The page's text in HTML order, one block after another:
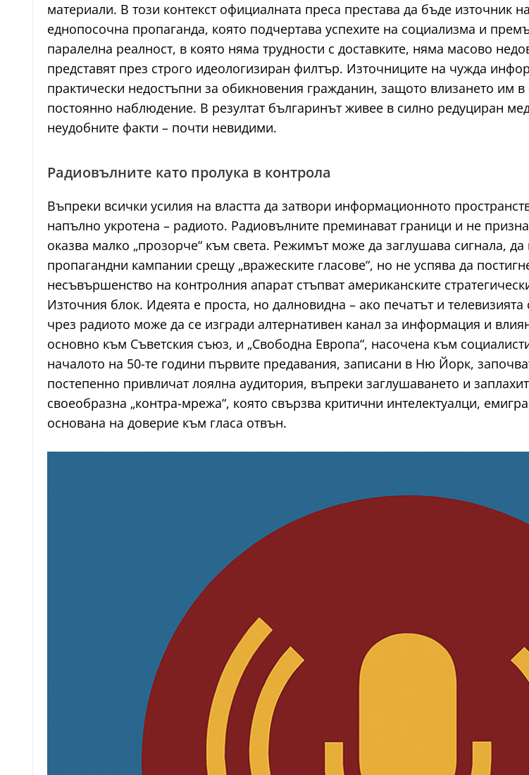
материали. В този контекст официалната преса престава да бъде
еднопосочна пропаганда, която подчертава успехите на социализма и
паралелна реалност, в която няма трудности с доставките, няма масово
представят през строго идеологизиран филтър. Източниците на чужда
практически недостъпни за обикновения гражданин, защото влизането им
постоянно наблюдение. В резултат българинът живее в силно редуциран
неудобните факти – почти невидими.
Радиовълните като пролука в контрола
Въпреки всички усилия на властта да затвори информационното
напълно укротена – радиото. Радиовълните преминават граници и не
оказва малко „прозорче“ към света. Режимът може да заглушава сигнала,
пропагандни кампании срещу „вражеските гласове“, но не успява да
несъвършенство на контролния апарат стъпват американските
Източния блок. Идеята е проста, но далновидна – ако печатът и
чрез радиото може да се изгради алтернативен канал за информация и
основно към Съветския съюз, и „Свободна Европа“, насочена към
началото на 50-те години първите предавания, записани в Ню Йорк,
постепенно привличат лоялна аудитория, въпреки заглушаването и
своеобразна „контра-мрежа“, която свързва критични интелектуалци,
основана на доверие към гласа отвън.